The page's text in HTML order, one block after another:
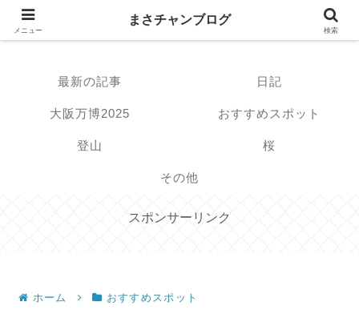
まさチャンブログ
最新の記事 日記
大阪万博2025 おすすめスポット
登山 桜
その他
スポンサーリンク
ホーム おすすめスポット
メニュー
まさチャンブログ
検索